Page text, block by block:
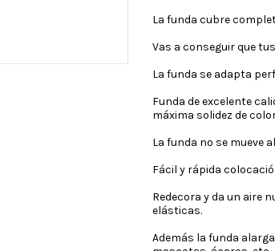
La funda cubre
Vas a conseguir que
La funda se adapta
Funda de excelente
máxima solidez de
La funda no se mueve
Fácil y rápida
Redecora y da un aire
elásticas.
Además la funda